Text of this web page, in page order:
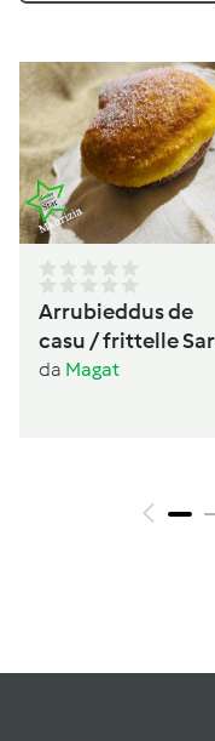
Arrubieddus de
casu / frittelle
al formaggio di
da Magat